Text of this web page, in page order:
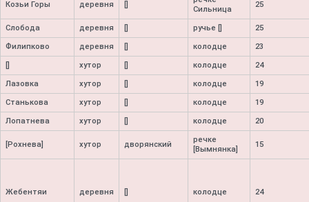
Козьи Горы деревня
Сильница
25
Слобода деревня ручье [] 25
Филипково деревня колодце 23
хутор колодце 24
Лазовка хутор колодце 19
Станькова хутор колодце 19
Лопатнева хутор колодце 20
[Рохнева] хутор дворянский
речке
[Вымнянка]
15
Жебентяи деревня колодце 24